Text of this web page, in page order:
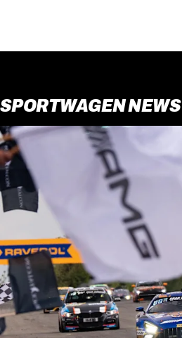
SPORTWAGEN NEWS